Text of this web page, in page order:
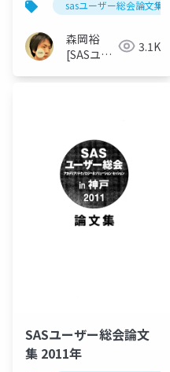
sasユーザー総会論文集
森岡裕
[SASユー
3.1K
SASユーザー総会論文
集 2011年